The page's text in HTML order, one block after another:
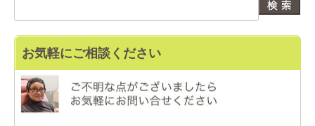
お気軽にご相談ください